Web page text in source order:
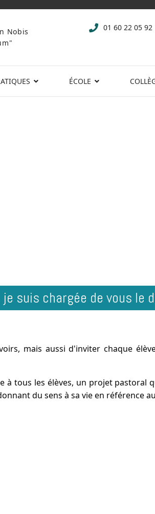
Nobis
01 60 22 05 92
ÉCOLE
suis chargée de vous le
mais aussi d'inviter chaque
tous les élèves, un projet pastoral
du sens à sa vie en référence